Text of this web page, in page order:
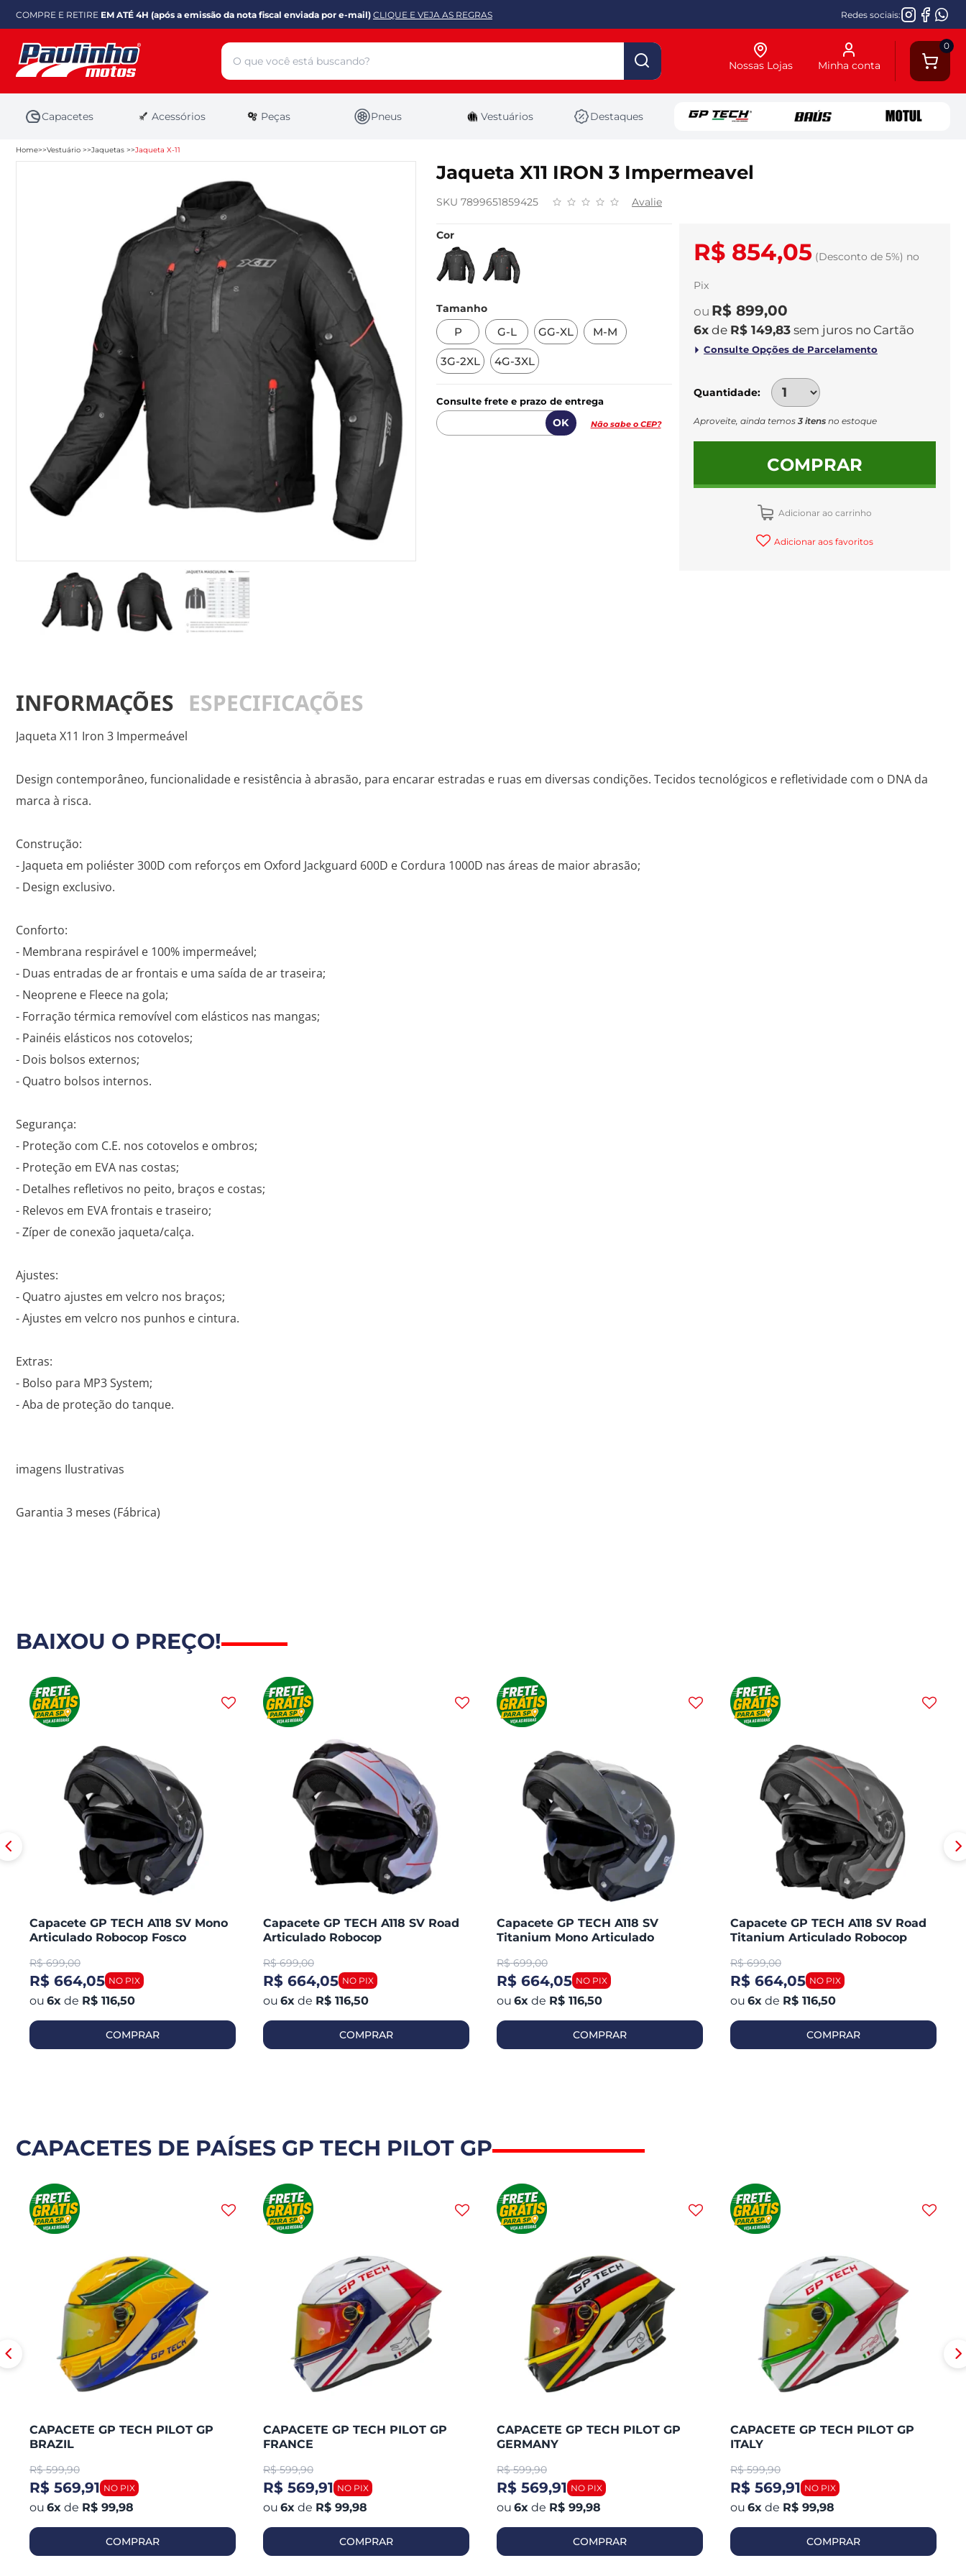
COMPRE E RETIRE EM ATÉ 4H (após a emissão da nota fiscal enviada por e-mail) CLIQUE E VEJA AS REGRAS Redes sociais:
0
Minha conta
Nossas Lojas
Capacetes Acessórios Peças Pneus Vestuários Destaques
Home Vestuário Jaquetas Jaqueta X-11
Jaqueta X11 IRON 3 Impermeavel
SKU 7899651859425 Avalie
Cor
Tamanho
P G-L GG-XL M-M
3G-2XL 4G-3XL
Consulte frete e prazo de entrega
Não sabe o CEP?
R$ 854,05 (Desconto de 5%) no
Pix
R$ 899,00
6x de R$ 149,83 sem juros no
Quantidade
Aproveite, ainda temos 3 itens no estoque
COMPRAR
Adicionar ao carrinho
Adicionar aos favoritos
INFORMAÇÕES ESPECIFICAÇÕES
Jaqueta X11 Iron 3 Impermeável
Design contemporâneo, funcionalidade e resistência à abrasão, para encarar estradas e ruas em diversas condições. Tecidos tecnológicos e refletividade com o DNA da
marca à risca.
Construção:
- Jaqueta em poliéster 300D com reforços em Oxford Jackguard 600D e Cordura 1000D nas áreas de maior abrasão;
- Design exclusivo.
Conforto:
- Membrana respirável e 100% impermeável;
- Duas entradas de ar frontais e uma saída de ar traseira;
- Neoprene e Fleece na gola;
- Forração térmica removível com elásticos nas mangas;
- Painéis elásticos nos cotovelos;
- Dois bolsos externos;
- Quatro bolsos internos.
Segurança:
- Proteção com C.E. nos cotovelos e ombros;
- Proteção em EVA nas costas;
- Detalhes refletivos no peito, braços e costas;
- Relevos em EVA frontais e traseiro;
- Zíper de conexão jaqueta/calça.
Ajustes:
- Quatro ajustes em velcro nos braços;
- Ajustes em velcro nos punhos e cintura.
Extras:
- Bolso para MP3 System;
- Aba de proteção do tanque.
imagens Ilustrativas
Garantia 3 meses (Fábrica)
BAIXOU O PREÇO!
Capacete GP TECH A118 SV Mono
Articulado Robocop Fosco
R$ 699,00
R$ 664,05
6x de R$ 116,50
COMPRAR
Capacete GP TECH A118 SV Road
Articulado Robocop
R$ 699,00
R$ 664,05
6x de R$ 116,50
COMPRAR
Capacete GP TECH A118 SV
Titanium Mono Articulado
R$ 699,00
R$ 664,05
6x de R$ 116,50
COMPRAR
Capacete GP TECH A118 SV Road
Titanium Articulado Robocop
R$ 699,00
R$ 664,05
6x de R$ 116,50
COMPRAR
CAPACETES DE PAÍSES GP TECH PILOT GP
CAPACETE GP TECH PILOT GP
BRAZIL
R$ 599,90
R$ 569,91
6x de R$ 99,98
COMPRAR
CAPACETE GP TECH PILOT GP
FRANCE
R$ 599,90
R$ 569,91
6x de R$ 99,98
COMPRAR
CAPACETE GP TECH PILOT GP
GERMANY
R$ 599,90
R$ 569,91
6x de R$ 99,98
COMPRAR
CAPACETE GP TECH PILOT GP
ITALY
R$ 599,90
R$ 569,91
6x de R$ 99,98
COMPRAR